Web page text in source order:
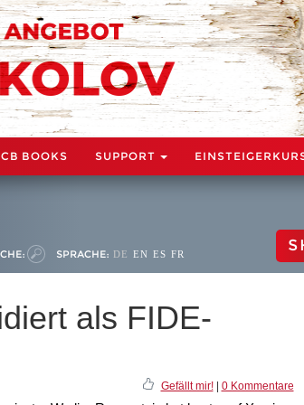
CB BOOKS SUPPORT
SPRACHE: DE EN ES FR
als FIDE-
Gefällt mir!| 0 Kommentare